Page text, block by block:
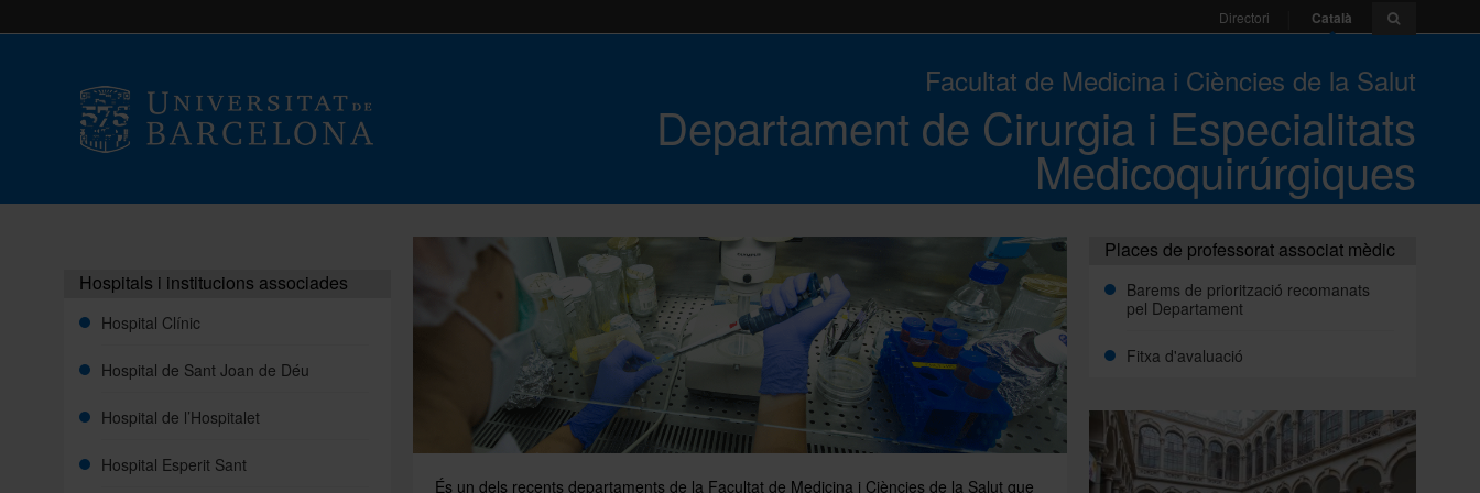
Directori Català
Facultat de Medicina i Ciències de la Salut
Departament de Cirurgia i Especialitats
Medicoquirúrgiques
Hospitals i institucions associades
Hospital Clínic
Hospital de Sant Joan de Déu
Hospital de l’Hospitalet
Hospital Esperit Sant
És un dels recents departaments de la Facultat de Medicina i Ciències de la Salut que
Places de professorat associat mèdic
Barems de priorització recomanats
pel Departament
Fitxa d'avaluació